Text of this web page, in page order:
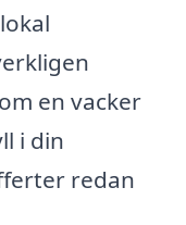
en vacker
i din
redan